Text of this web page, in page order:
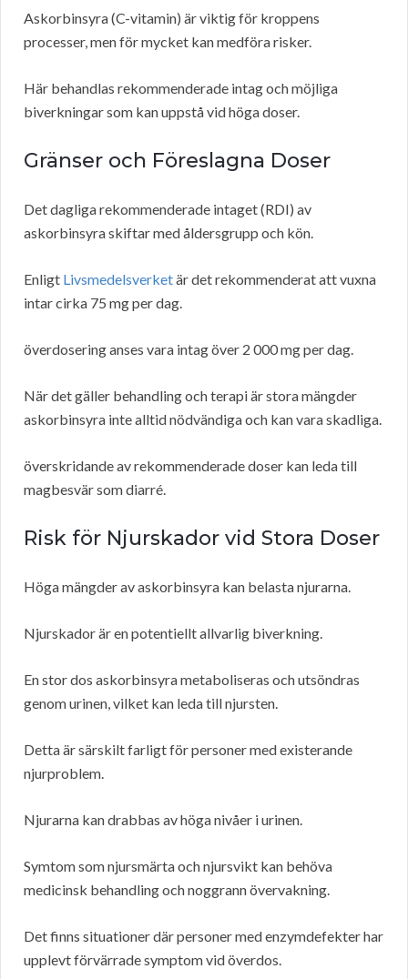
Askorbinsyra (C-vitamin) är viktig för kroppens
processer, men för mycket kan medföra risker.
Här behandlas rekommenderade intag och möjliga
biverkningar som kan uppstå vid höga doser.
Gränser och Föreslagna Doser
Det dagliga rekommenderade intaget (RDI) av
askorbinsyra skiftar med åldersgrupp och kön.
Enligt Livsmedelsverketär det rekommenderat att vuxna
intar cirka 75 mg per dag.
överdosering anses vara intag över 2 000 mg per dag.
När det gäller behandling och terapi är stora mängder
askorbinsyra inte alltid nödvändiga och kan vara skadliga.
överskridande av rekommenderade doser kan leda till
magbesvär som diarré.
Risk för Njurskador vid Stora Doser
Höga mängder av askorbinsyra kan belasta njurarna.
Njurskador är en potentiellt allvarlig biverkning.
En stor dos askorbinsyra metaboliseras och utsöndras
genom urinen, vilket kan leda till njursten.
Detta är särskilt farligt för personer med existerande
njurproblem.
Njurarna kan drabbas av höga nivåer i urinen.
Symtom som njursmärta och njursvikt kan behöva
medicinsk behandling och noggrann övervakning.
Det finns situationer där personer med enzymdefekter har
upplevt förvärrade symptom vid överdos.